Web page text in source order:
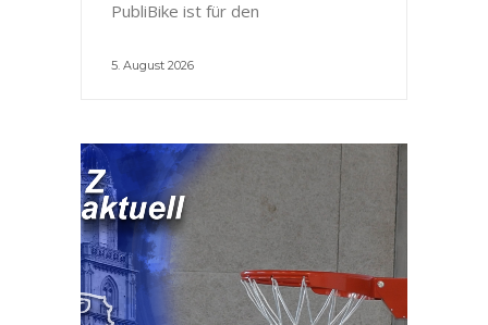
PubliBike ist für den
5. August 2026